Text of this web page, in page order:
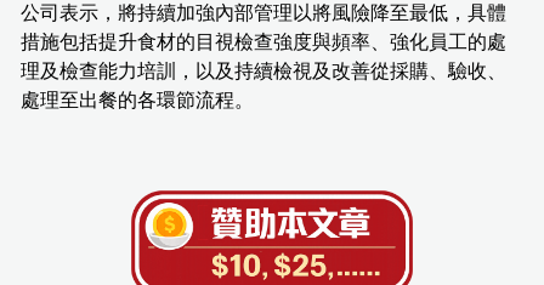
公司表示，將持續加強內部管理以將風險降至最低，具體
措施包括提升食材的目視檢查強度與頻率、強化員工的處
理及檢查能力培訓，以及持續檢視及改善從採購、驗收、
處理至出餐的各環節流程。